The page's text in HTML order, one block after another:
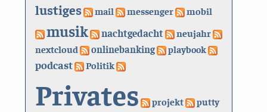
lustiges mail messenger mobil
musik nachtgedacht neujahr
nextcloud onlinebanking playbook
podcast Politik
Privates projekt putty